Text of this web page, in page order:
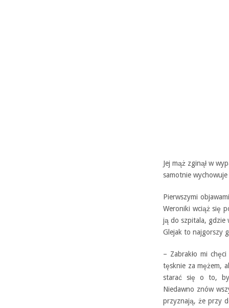
Jej mąż zginął w
samotnie
Pierwszymi
Weroniki wciąż się
ją do szpitala, gdzie
Glejak to najgorszy
– Zabrakło mi
tęsknie za mężem,
starać się o to, by
Niedawno znów
przyznają, że przy